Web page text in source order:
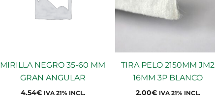
MIRILLA NEGRO 35-60 MM
GRAN ANGULAR
4.54€ IVA 21% INCL.
TIRA PELO 2150MM JM2
16MM 3P BLANCO
2.00€ IVA 21% INCL.